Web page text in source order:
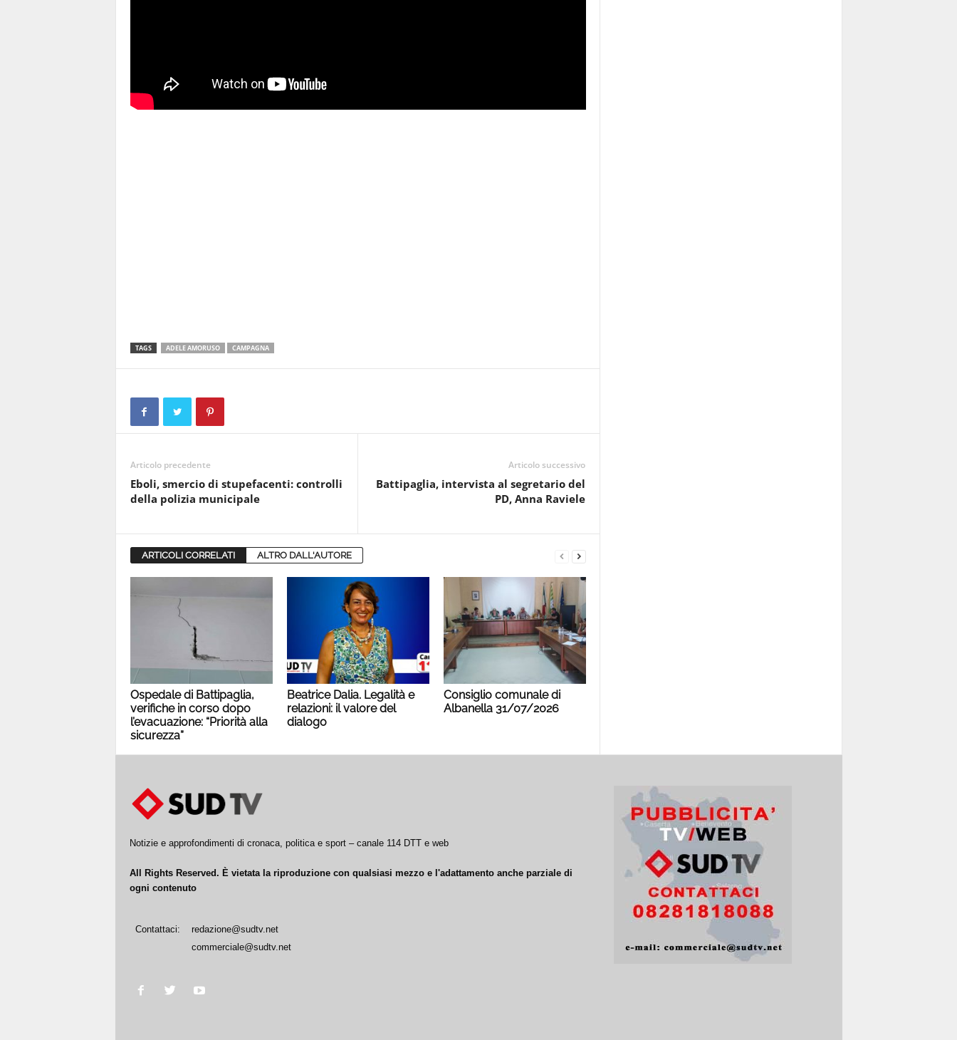
TAGS ADELE AMORUSO CAMPAGNA
Articolo precedente
Eboli, smercio di stupefacenti: controlli
della polizia municipale
Articolo successivo
Battipaglia, intervista al segretario del
PD, Anna Raviele
ARTICOLI CORRELATI ALTRO DALL'AUTORE
Ospedale di Battipaglia,
verifiche in corso dopo
l’evacuazione: “Priorità alla
sicurezza”
Beatrice Dalia. Legalità e
relazioni: il valore del
dialogo
Consiglio comunale di
Albanella 31/07/2026
Notizie e approfondimenti di cronaca, politica e sport – canale 114 DTT e web
All Rights Reserved. È vietata la riproduzione con qualsiasi mezzo e l'adattamento anche parziale di
ogni contenuto
Contattaci:
redazione@sudtv.net
commerciale@sudtv.net